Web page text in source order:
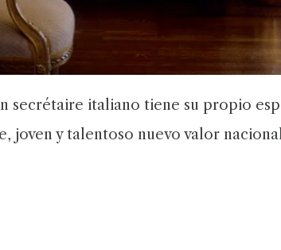
secrétaire italiano tiene su propio
joven y talentoso nuevo valor